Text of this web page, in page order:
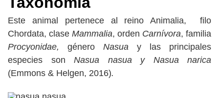
Este animal pertenece al reino Animalia, filo
Chordata, clase Mammalia, orden Carnívora, familia
Procyonidae, género Nasua y las principales
especies son Nasua nasua y Nasua narica
(Emmons & Helgen, 2016).